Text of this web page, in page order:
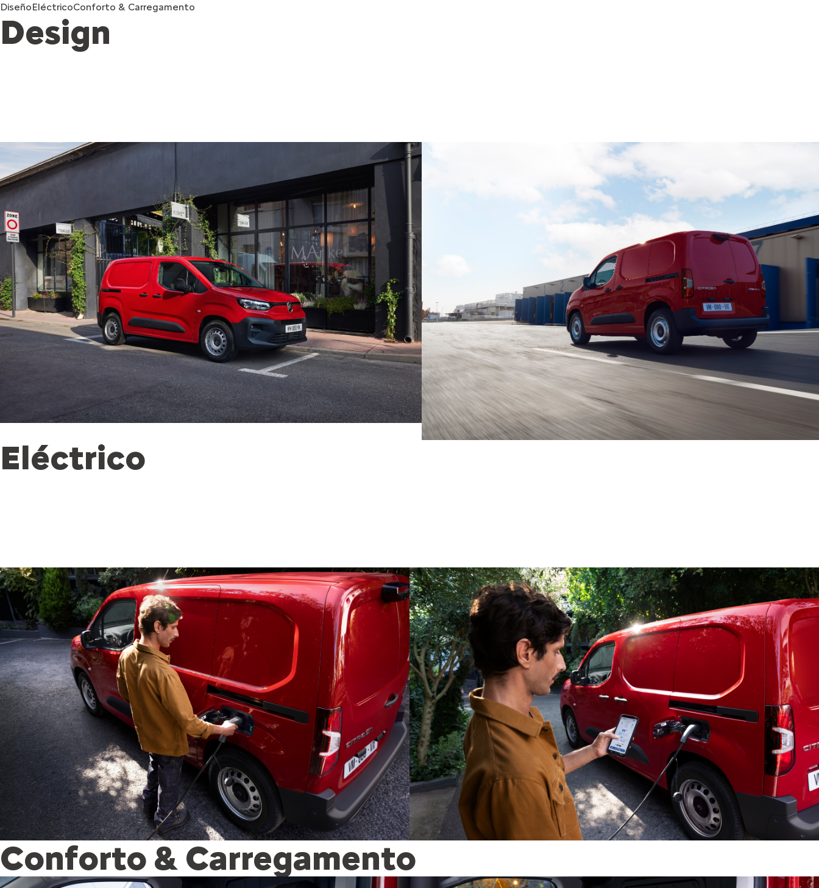
DiseñoEléctricoConforto & Carregamento
Design
Eléctrico
Conforto & Carregamento